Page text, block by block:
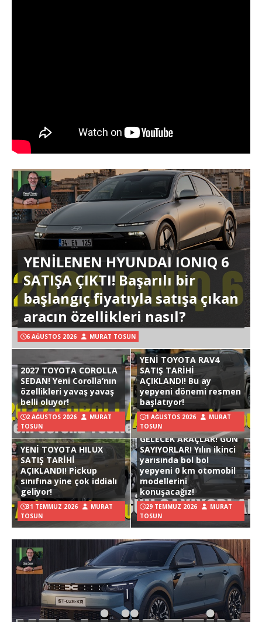
YENİLENEN HYUNDAI IONIQ 6
SATIŞA ÇIKTI! Başarılı bir
başlangıç fiyatıyla satışa çıkan
aracın özellikleri nasıl?
6 AĞUSTOS 2026 MURAT TOSUN
2027 TOYOTA COROLLA
SEDAN! Yeni Corolla’nın
özellikleri yavaş yavaş
belli oluyor!
2 AĞUSTOS 2026
MURAT
TOSUN
YENİ TOYOTA RAV4
SATIŞ TARİHİ
AÇIKLANDI! Bu ay
yepyeni dönemi resmen
başlatıyor!
1 AĞUSTOS 2026
MURAT
TOSUN
YENİ TOYOTA HILUX
SATIŞ TARİHİ
AÇIKLANDI! Pickup
sınıfına yine çok iddialı
geliyor!
31 TEMMUZ 2026
MURAT
TOSUN
GELECEK ARAÇLAR! GÜN
SAYIYORLAR! Yılın ikinci
yarısında bol bol
yepyeni 0 km otomobil
modellerini
konuşacağız!
29 TEMMUZ 2026
MURAT
TOSUN